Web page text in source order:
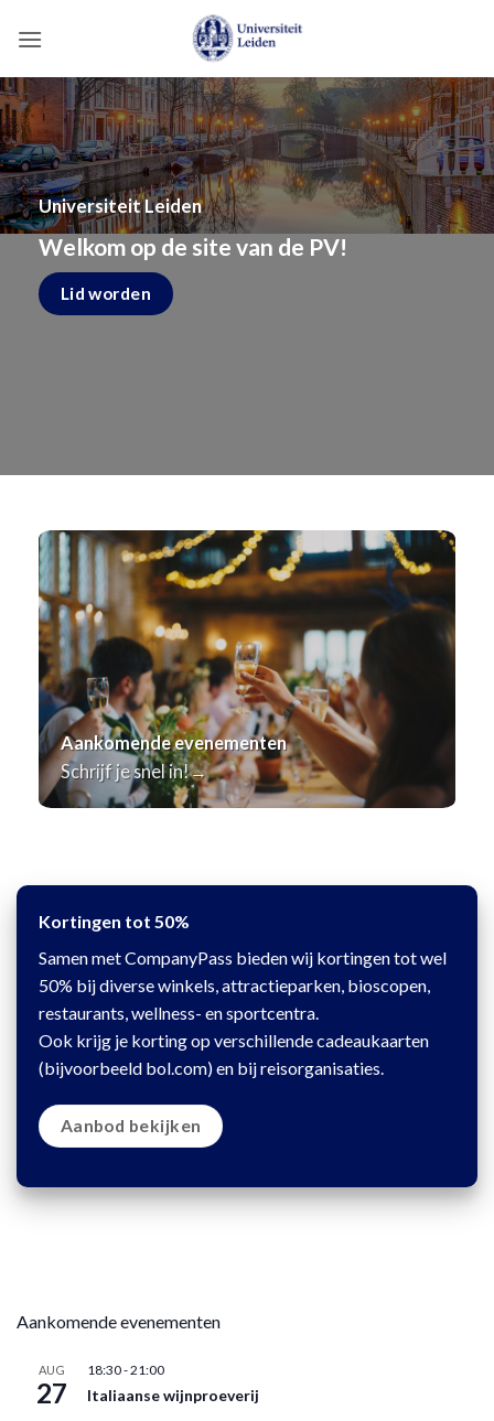
naar
Universiteit Leiden
Welkom op de site van de PV!
Lid worden
Aankomende evenementen
Schrijf je snel in!→
Kortingen tot 50%
Samen met CompanyPass bieden wij kortingen tot wel
50% bij diverse winkels, attractieparken, bioscopen,
restaurants, wellness- en sportcentra.
Ook krijg je korting op verschillende cadeaukaarten
(bijvoorbeeld bol.com) en bij reisorganisaties.
Aanbod bekijken
Aankomende evenementen
AUG
27
18:30-21:00
Italiaanse wijnproeverij